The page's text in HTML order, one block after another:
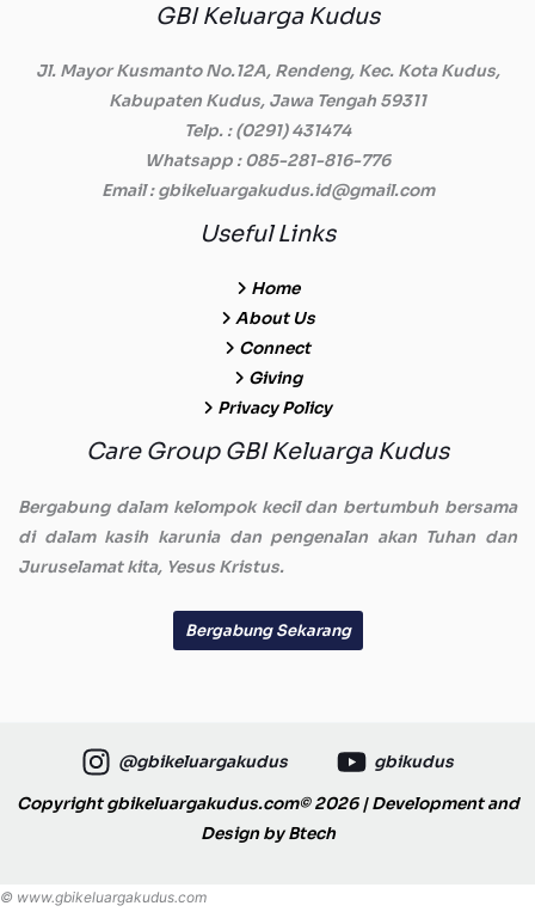
GBI Keluarga Kudus
Jl. Mayor Kusmanto No.12A, Rendeng, Kec. Kota Kudus,
Kabupaten Kudus, Jawa Tengah 59311
Telp. : (0291) 431474
Whatsapp : 085-281-816-776
Email: gbikeluargakudus.id@gmail.com
Useful Links
Home
About Us
Connect
Giving
Privacy Policy
Care Group GBI Keluarga Kudus
Bergabung dalam kelompok kecil dan bertumbuh bersama
di dalam kasih karunia dan pengenalan akan Tuhan dan
Juruselamat kita, Yesus Kristus.
Bergabung Sekarang
@gbikeluargakudus gbikudus
Copyright gbikeluargakudus.com© 2026 | Development and
Design byBtech
© www.gbikeluargakudus.com